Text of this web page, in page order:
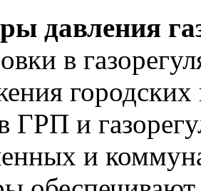
давления
в
ГРП и
и